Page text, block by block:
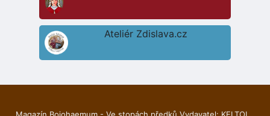
Ateliér Zdislava.cz